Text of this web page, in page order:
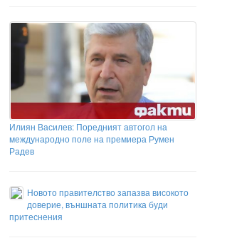
Илиян Василев: Поредният автогол на
международно поле на премиера Румен
Радев
Новото правителство запазва високото
доверие, външната политика буди
притеснения